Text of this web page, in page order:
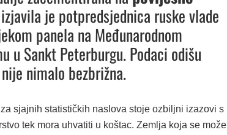
je potpredsjednica ruske vlade
panela na Međunarodnom
u Sankt Peterburgu. Podaci odišu
nimalo bezbrižna.
sjajnih statističkih naslova stoje ozbiljni izazovi s
tek mora uhvatiti u koštac. Zemlja koja se može